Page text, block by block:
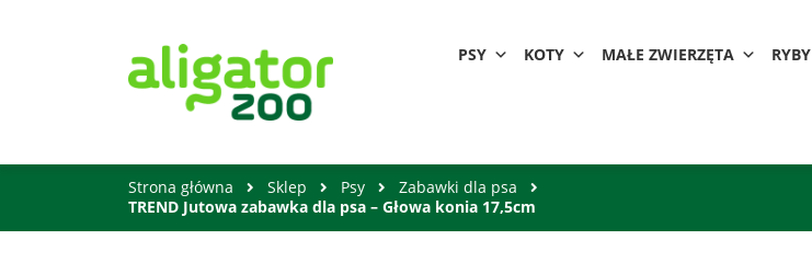
PSY KOTY MAŁE ZWIERZĘTA RYBY
Strona główna Sklep Psy
Zabawki dla psa
TREND Jutowa zabawka dla psa – Głowa konia 17,5cm